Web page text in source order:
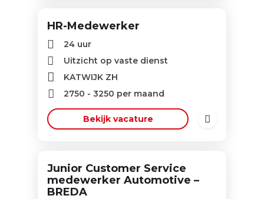
HR-Medewerker
24 uur
Uitzicht op vaste dienst
KATWIJK ZH
2750 - 3250 per maand
Bekijk vacature
Junior Customer Service
medewerker Automotive –
BREDA